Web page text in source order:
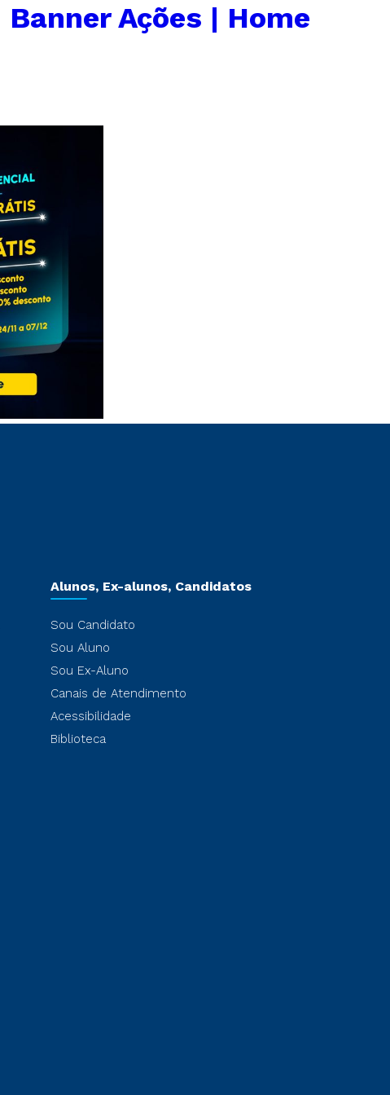
Banner Ações | Home
Alunos, Ex-alunos, Candidatos
Sou Candidato
Sou Aluno
Sou Ex-Aluno
Canais de Atendimento
Acessibilidade
Biblioteca